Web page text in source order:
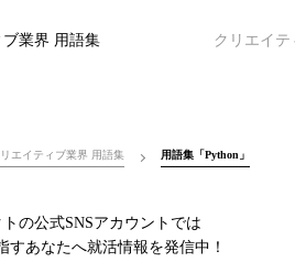
業界 用語集 クリエイ
エイティブ業界 用語集 用語集「Python」
の公式SNSアカウントでは
すあなたへ就活情報を発信中！